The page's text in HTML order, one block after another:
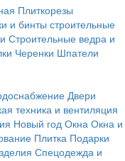
Плиткорезы
и бинты строительные
Строительные ведра и
Черенки Шпатели
Двери
техника и вентиляция
Новый год Окна Окна и
Плитка Подарки
Спецодежда и